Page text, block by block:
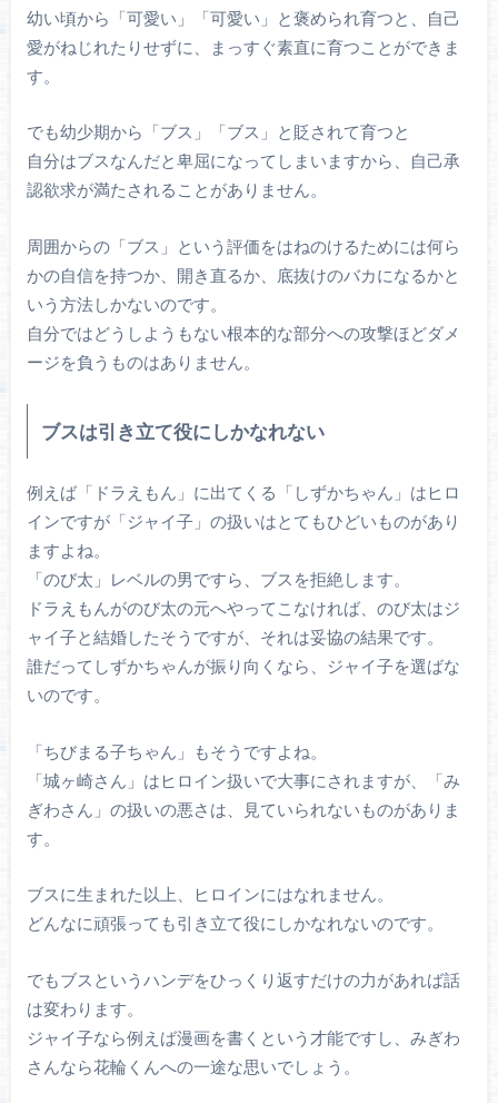
幼い頃から「可愛い」「可愛い」と褒められ育つと、自己
愛がねじれたりせずに、まっすぐ素直に育つことができま
す。
でも幼少期から「ブス」「ブス」と貶されて育つと
自分はブスなんだと卑屈になってしまいますから、自己承
認欲求が満たされることがありません。
周囲からの「ブス」という評価をはねのけるためには何ら
かの自信を持つか、開き直るか、底抜けのバカになるかと
いう方法しかないのです。
自分ではどうしようもない根本的な部分への攻撃ほどダメ
ージを負うものはありません。
ブスは引き立て役にしかなれない
例えば「ドラえもん」に出てくる「しずかちゃん」はヒロ
インですが「ジャイ子」の扱いはとてもひどいものがあり
ますよね。
「のび太」レベルの男ですら、ブスを拒絶します。
ドラえもんがのび太の元へやってこなければ、のび太はジ
ャイ子と結婚したそうですが、それは妥協の結果です。
誰だってしずかちゃんが振り向くなら、ジャイ子を選ばな
いのです。
「ちびまる子ちゃん」もそうですよね。
「城ヶ崎さん」はヒロイン扱いで大事にされますが、「み
ぎわさん」の扱いの悪さは、見ていられないものがありま
す。
ブスに生まれた以上、ヒロインにはなれません。
どんなに頑張っても引き立て役にしかなれないのです。
でもブスというハンデをひっくり返すだけの力があれば話
は変わります。
ジャイ子なら例えば漫画を書くという才能ですし、みぎわ
さんなら花輪くんへの一途な思いでしょう。